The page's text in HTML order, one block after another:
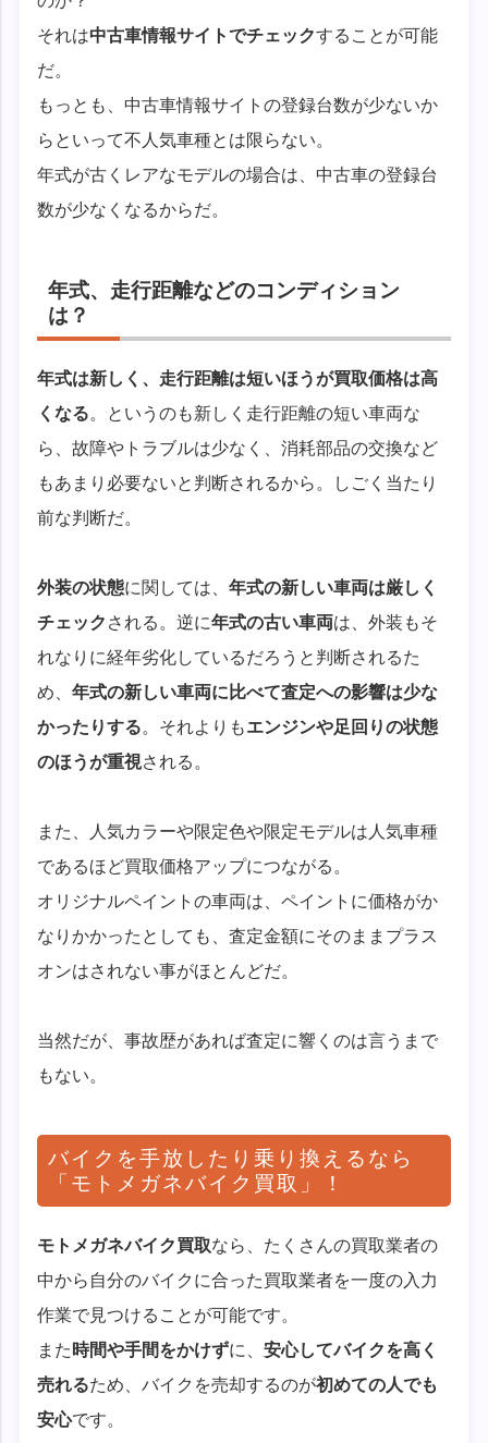
それは中古車情報サイトでチェックすることが可能
だ。
もっとも、中古車情報サイトの登録台数が少ないか
らといって不人気車種とは限らない。
年式が古くレアなモデルの場合は、中古車の登録台
数が少なくなるからだ。
年式、走行距離などのコンディション
は？
年式は新しく、走行距離は短いほうが買取価格は高
くなる。というのも新しく走行距離の短い車両な
ら、故障やトラブルは少なく、消耗部品の交換など
もあまり必要ないと判断されるから。しごく当たり
前な判断だ。
外装の状態に関しては、年式の新しい車両は厳しく
チェック される。逆に年式の古い車両は、外装もそ
れなりに経年劣化しているだろうと判断されるた
め、年式の新しい車両に比べて査定への影響は少な
かったりする。それよりもエンジンや足回りの状態
のほうが重視される。
また、人気カラーや限定色や限定モデルは人気車種
であるほど買取価格アップにつながる。
オリジナルペイントの車両は、ペイントに価格がか
なりかかったとしても、査定金額にそのままプラス
オンはされない事がほとんどだ。
当然だが、事故歴があれば査定に響くのは言うまで
もない。
バイクを手放したり乗り換えるなら
「モトメガネバイク買取」！
モトメガネバイク買取なら、たくさんの買取業者の
中から自分のバイクに合った買取業者を一度の入力
作業で見つけることが可能です。
また 時間や手間をかけずに、安心してバイクを高く
売れるため、バイクを売却するのが初めての人でも
安心です。